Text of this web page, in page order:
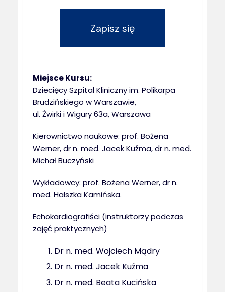
Zapisz się
Miejsce Kursu:
Dziecięcy Szpital Kliniczny im. Polikarpa
Brudzińskiego w Warszawie,
ul. Żwirki i Wigury 63a, Warszawa
Kierownictwo naukowe: prof. Bożena
Werner, dr n. med. Jacek Kuźma, dr n. med.
Michał Buczyński
Wykładowcy: prof. Bożena Werner, dr n.
med. Halszka Kamińska.
Echokardiografiści (instruktorzy podczas
zajęć praktycznych)
Dr n. med. Wojciech Mądry
Dr n. med. Jacek Kuźma
Dr n. med. Beata Kucińska